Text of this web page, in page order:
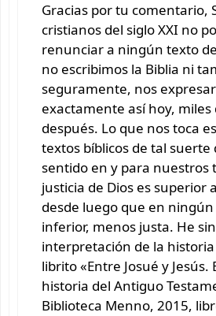
Gracias por tu comentario,
cristianos del siglo XXI no
renunciar a ningún texto
no escribimos la Biblia ni
seguramente, nos
exactamente así hoy, miles
después. Lo que nos toca
textos bíblicos de tal
sentido en y para nuestros
justicia de Dios es superior
desde luego que en
inferior, menos justa. He
interpretación de la
librito «Entre Josué y Jesús.
historia del Antiguo
Biblioteca Menno, 2015,